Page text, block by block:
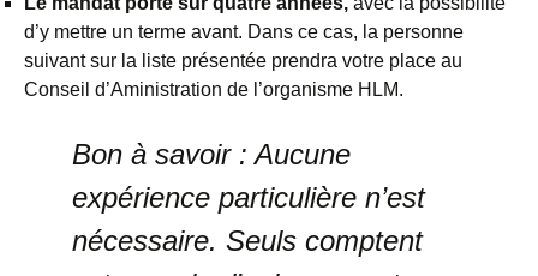
d’y mettre un terme avant. Dans ce cas, la personne
suivant sur la liste présentée prendra votre place au
Conseil d’Aministration de l’organisme HLM.
Bon à savoir : Aucune
expérience particulière n’est
nécessaire. Seuls comptent